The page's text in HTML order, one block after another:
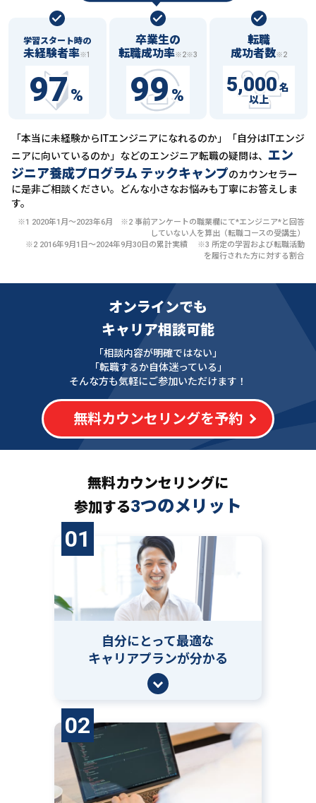
学習スタート時の
未経験者率※1
97%
卒業生の
転職成功率※2※3
99%
転職
成功者数※2
5,000 名
以上
「本当に未経験からITエンジニアになれるのか」「自分はITエンジ
ニアに向いているのか」などのエンジニア転職の疑問は、 エン
ジニア養成プログラム テックキャンプのカウンセラー
に是非ご相談ください。どんな小さなお悩みも丁寧にお答えしま
す。
※1 2020年1月〜2023年6月 ※2 事前アンケートの職業欄にて*エンジニア*と回答
していない人を算出（転職コースの受講生）
※2 2016年9月1日〜2024年9月30日の累計実績 ※3 所定の学習および転職活動
を履行された方に対する割合
オンラインでも
キャリア相談可能
「相談内容が明確ではない」
「転職するか自体迷っている」
そんな方も気軽にご参加いただけます！
無料カウンセリングを予約
無料カウンセリングに
参加する3つのメリット
01
自分にとって最適な
キャリアプランが分かる
02